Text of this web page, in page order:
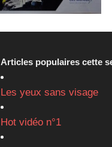
Articles populaires cette
Les yeux sans visage
Hot vidéo n°1